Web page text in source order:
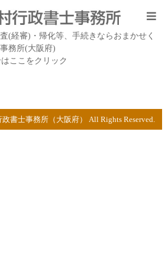
(経審)・帰化等、手続きならおまかせく
務所(大阪府)
ここをクリック
書士事務所（大阪府） All Rights Reserved.